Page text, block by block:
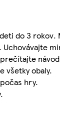
do 3
všetky obaly.
hry.